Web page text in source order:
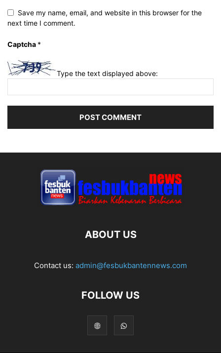
Save my name, email, and website in this browser for the
next time I comment.
Captcha *
Type the text displayed above:
ABOUT US
Contact us: admin@fesbukbantennews.com
FOLLOW US